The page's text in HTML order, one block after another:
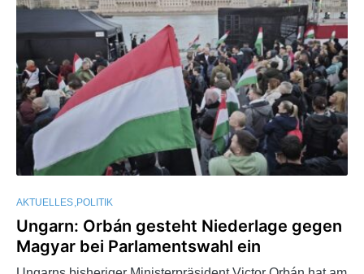
AKTUELLES POLITIK
Ungarn: Orbán gesteht Niederlage gegen
Magyar bei Parlamentswahl ein